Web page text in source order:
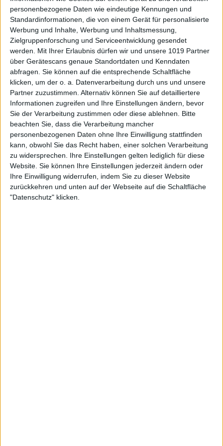
personenbezogene Daten wie eindeutige Kennungen und
Standardinformationen, die von einem Gerät für personalisierte
Werbung und Inhalte, Werbung und Inhaltsmessung,
Zielgruppenforschung und Serviceentwicklung gesendet
werden.
Mit Ihrer Erlaubnis dürfen wir und unsere 1019 Partner
über Gerätescans genaue Standortdaten und Kenndaten
abfragen. Sie können auf die entsprechende Schaltfläche
klicken, um der o. a. Datenverarbeitung durch uns und unsere
Partner zuzustimmen. Alternativ können Sie auf detailliertere
Informationen zugreifen und Ihre Einstellungen ändern, bevor
Sie der Verarbeitung zustimmen oder diese ablehnen.
Bitte
beachten Sie, dass die Verarbeitung mancher
personenbezogenen Daten ohne Ihre Einwilligung stattfinden
kann, obwohl Sie das Recht haben, einer solchen Verarbeitung
zu widersprechen. Ihre Einstellungen gelten lediglich für diese
Website. Sie können Ihre Einstellungen jederzeit ändern oder
Ihre Einwilligung widerrufen, indem Sie zu dieser Website
zurückkehren und unten auf der Webseite auf die Schaltfläche
"Datenschutz" klicken.